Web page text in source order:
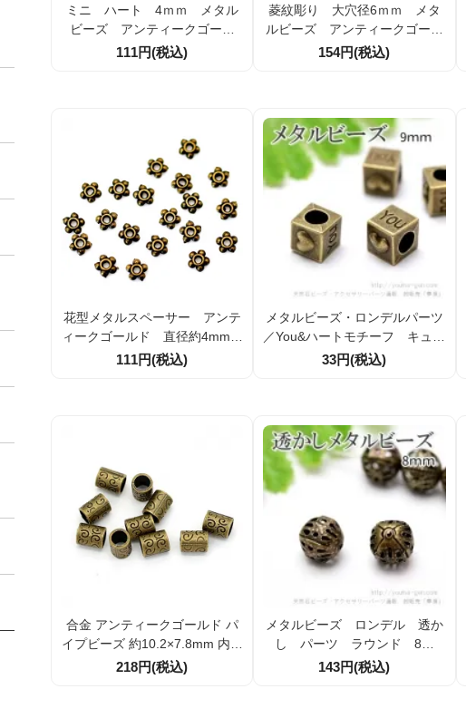
ミニ ハート 4ｍｍ メタル
ビーズ アンティークゴール
ド 10個入／100個入（624534
111円(税込)
菱紋彫り 大穴径6ｍｍ メタ
ルビーズ アンティークゴール
ド 9ｍｍ 4個入／20個入
154円(税込)
花型メタルスペーサー アンテ
ィークゴールド 直径約4mm／
穴径約1mm 20個／100個割引
111円(税込)
メタルビーズ・ロンデルパーツ
／You&ハートモチーフ キュー
ブ9ｍｍ穴径4.5ｍｍ／アンティ
33円(税込)
合金 アンティークゴールド パ
イプビーズ 約10.2×7.8mm 内径
約5.7mm スペーサービーズ 10
218円(税込)
メタルビーズ ロンデル 透か
し パーツ ラウンド 8ｍ
ｍ アンティークゴールド 10
143円(税込)